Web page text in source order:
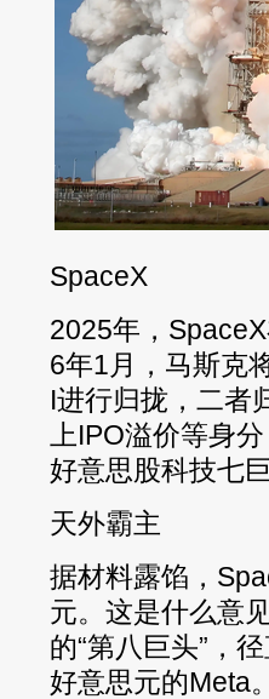
SpaceX
2025年，
6年1月，马斯克
I进行归拢，二者
上IPO溢价等身
好意思股科技七
天外霸主
据材料露馅，
元。这是什么意
的“第八巨头”，
好意思元的Meta。